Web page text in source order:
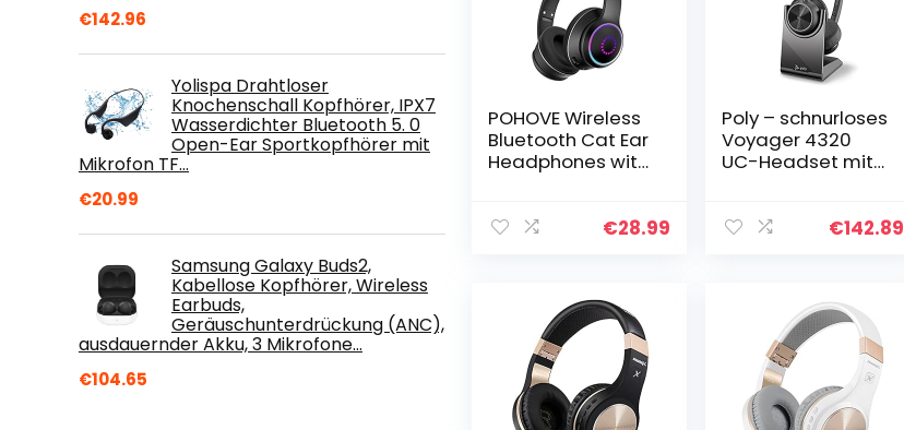
€142.96
Yolispa Drahtloser
Knochenschall Kopfhörer, IPX7
Wasserdichter Bluetooth 5. 0
Open-Ear Sportkopfhörer mit
Mikrofon TF…
€20.99
Samsung Galaxy Buds2,
Kabellose Kopfhörer, Wireless
Earbuds,
Geräuschunterdrückung (ANC),
ausdauernder Akku, 3 Mikrofone…
€104.65
POHOVE Wireless
Bluetooth Cat Ear
Headphones with
Ear Stereo
€28.99
Poly – schnurloses
Voyager 4320
UC-Headset mit
Kopfhörer mit
€142.89